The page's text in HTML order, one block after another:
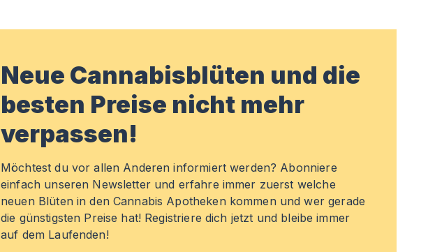
Neue Cannabisblüten und die
besten Preise nicht mehr
verpassen!
Möchtest du vor allen Anderen informiert werden? Abonniere
einfach unseren Newsletter und erfahre immer zuerst welche
neuen Blüten in den Cannabis Apotheken kommen und wer gerade
die günstigsten Preise hat! Registriere dich jetzt und bleibe immer
auf dem Laufenden!